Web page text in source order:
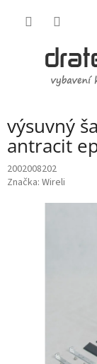
výsuvný
antracit
2002008202
Značka: Wireli